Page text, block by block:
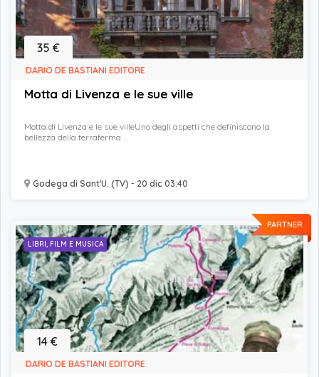
Motta di Livenza e le sue ville
Godega di Sant'U. (TV) - 20 dic 03:40
35 €
DARIO DE BASTIANI EDITORE
Motta di Livenza e le sue villeUno degli aspetti che definiscono la
bellezza della terraferma ...
PARTNER
LIBRI, FILM E MUSICA
14 €
DARIO DE BASTIANI EDITORE